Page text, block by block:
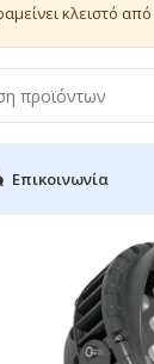
κλειστό από
Επικοινωνία